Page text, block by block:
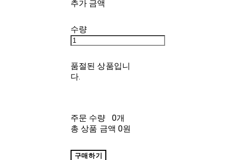
추가 금액
수량
품절된 상품입니
다.
주문 수량
0개
총 상품 금액 0원
구매하기